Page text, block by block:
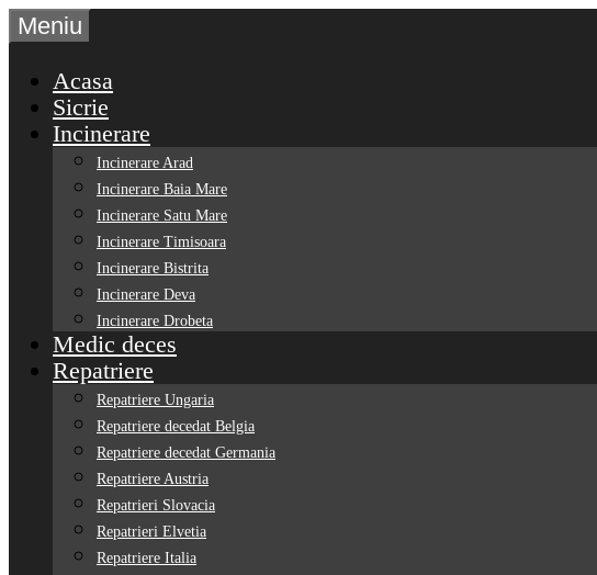
Sari
la
conținut
Meniu
Acasa
Sicrie
Incinerare
Incinerare Arad
Incinerare Baia Mare
Incinerare Satu Mare
Incinerare Timisoara
Incinerare Bistrita
Incinerare Deva
Incinerare Drobeta
Medic deces
Repatriere
Repatriere Ungaria
Repatriere decedat Belgia
Repatriere decedat Germania
Repatriere Austria
Repatrieri Slovacia
Repatrieri Elvetia
Repatriere Italia